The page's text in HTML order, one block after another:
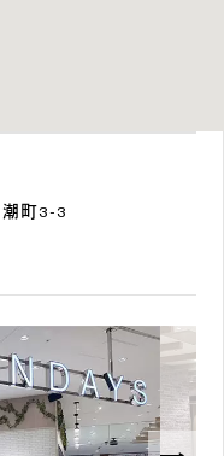
町3-3